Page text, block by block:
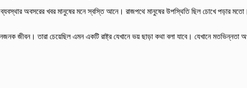
অবসরের খবর মানুষের মনে স্বস্তি আনে। রাজপথে মানুষের উপস্থিতি ছিল চোখে পড়ার মতো।
জীবন। তারা চেয়েছিল এমন একটি রাষ্ট্র যেখানে ভয় ছাড়া কথা বলা যাবে। যেখানে মতভিন্নতা